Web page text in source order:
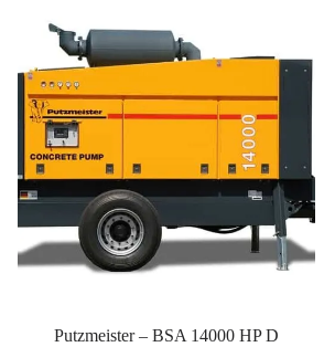
Putzmeister – BSA 14000 HP D